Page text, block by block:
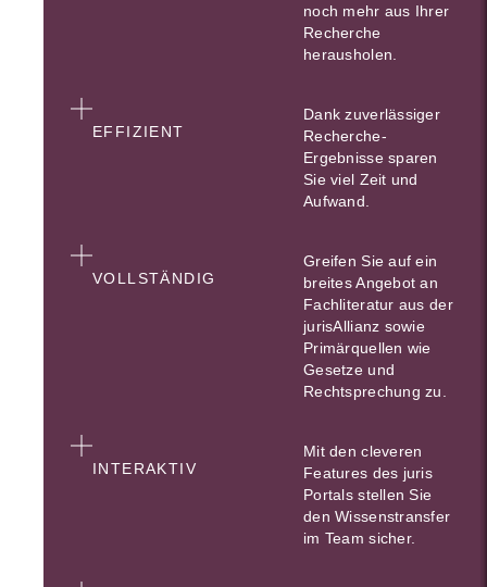
noch mehr aus Ihrer
Recherche
herausholen.
EFFIZIENT
Dank zuverlässiger
Recherche-
Ergebnisse sparen
Sie viel Zeit und
Aufwand.
VOLLSTÄNDIG
Greifen Sie auf ein
breites Angebot an
Fachliteratur aus der
jurisAllianz sowie
Primärquellen wie
Gesetze und
Rechtsprechung zu.
INTERAKTIV
Mit den cleveren
Features des juris
Portals stellen Sie
den Wissenstransfer
im Team sicher.